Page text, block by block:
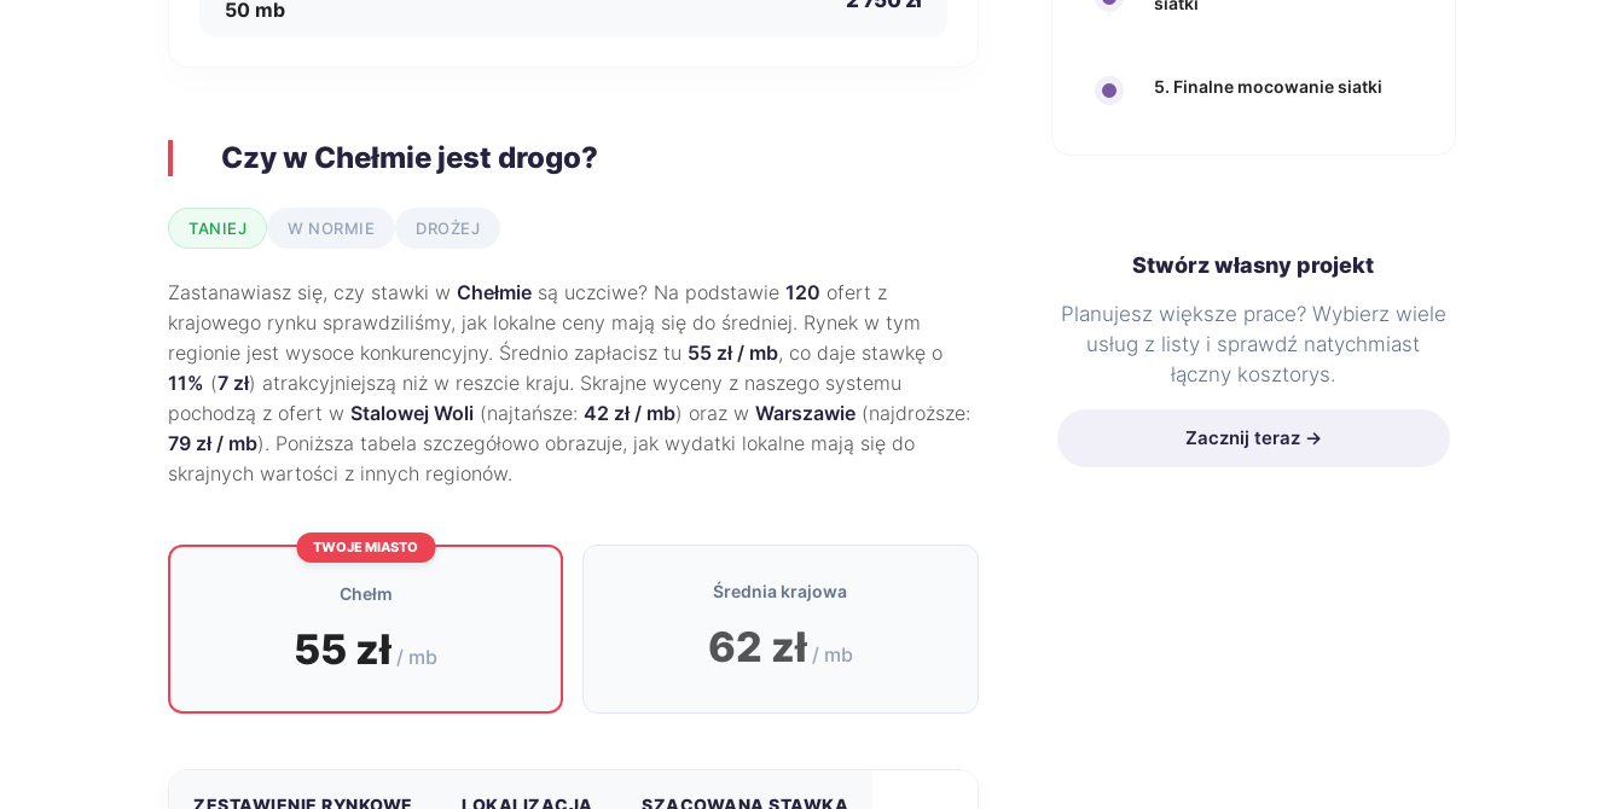
50 mb
Czy w Chełmie jest drogo?
TANIEJ W NORMIE DROŻEJ
Zastanawiasz się, czy stawki w Chełmie są uczciwe? Na podstawie 120 ofert z
krajowego rynku sprawdziliśmy, jak lokalne ceny mają się do średniej. Rynek w tym
regionie jest wysoce konkurencyjny. Średnio zapłacisz tu 55 zł / mb, co daje stawkę o
11% (7 zł) atrakcyjniejszą niż w reszcie kraju. Skrajne wyceny z naszego systemu
pochodzą z ofert w Stalowej Woli (najtańsze: 42 zł / mb) oraz w Warszawie (najdroższe:
79 zł / mb). Poniższa tabela szczegółowo obrazuje, jak wydatki lokalne mają się do
skrajnych wartości z innych regionów.
TWOJE MIASTO
Chełm
55 zł / mb
Średnia krajowa
62 zł / mb
ZESTAWIENIE RYNKOWE LOKALIZACJA SZACOWANA STAWKA
5. Finalne mocowanie siatki
Stwórz własny projekt
Planujesz większe prace? Wybierz wiele
usług z listy i sprawdź natychmiast
łączny kosztorys.
Zacznij teraz →